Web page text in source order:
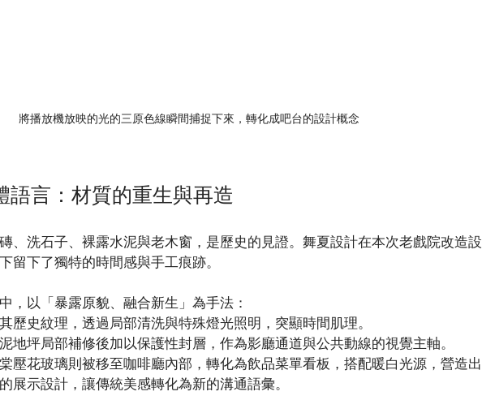
將播放機放映的光的三原色線瞬間捕捉下來，轉化成吧台的設計概念
語言：材質的重生與再造
、洗石子、裸露水泥與老木窗，是歷史的見證。舞夏設計在本次老戲院改造設
留下了獨特的時間感與手工痕跡。
，以「暴露原貌、融合新生」為手法：
歷史紋理，透過局部清洗與特殊燈光照明，突顯時間肌理。
地坪局部補修後加以保護性封層，作為影廳通道與公共動線的視覺主軸。
壓花玻璃則被移至咖啡廳內部，轉化為飲品菜單看板，搭配暖白光源，營造出
展示設計，讓傳統美感轉化為新的溝通語彙。